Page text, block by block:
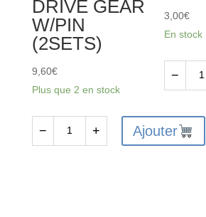
DRIVE GEAR
W/PIN
(2SETS)
9,60€
Plus que 2 en stock
− + Ajouter
3,00€
En stock
FTX6242
-
−